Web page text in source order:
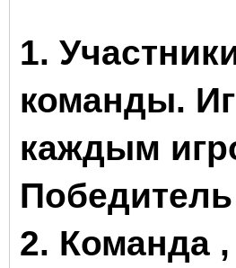
1.
команды.
каждым
2. Команда